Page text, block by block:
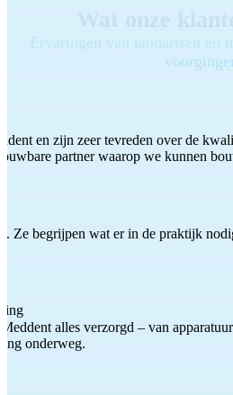
Ervaringen van tandartsen en
en zijn zeer tevreden over de
partner waarop we kunnen
Ze begrijpen wat er in de praktijk
alles verzorgd – van
onderweg.